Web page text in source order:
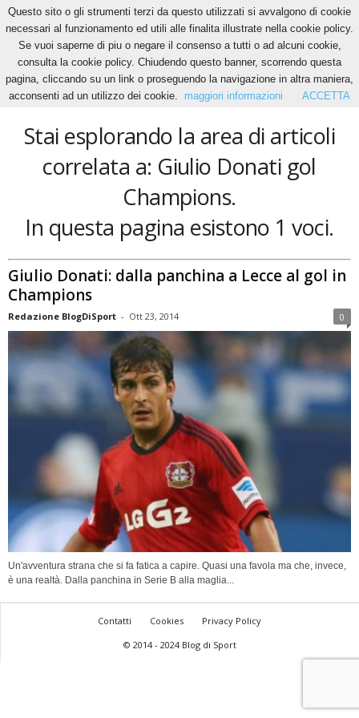
Home Tags Giulio Donati gol Champions
Giulio Donati gol Champions
Stai esplorando la area di articoli
correlata a: Giulio Donati gol
Champions.
In questa pagina esistono 1 voci.
Giulio Donati: dalla panchina a Lecce al gol in
Champions
Redazione BlogDiSport - Ott 23, 2014 0
Un'avventura strana che si fa fatica a capire. Quasi una favola ma che, invece,
è una realtà. Dalla panchina in Serie B alla maglia...
Contatti Cookies
Privacy Policy
© 2014 - 2024 Blog di Sport
Questo sito o gli strumenti terzi da questo utilizzati si avvalgono di cookie
necessari al funzionamento ed utili alle finalita illustrate nella cookie policy.
Se vuoi saperne di piu o negare il consenso a tutti o ad alcuni cookie,
consulta la cookie policy. Chiudendo questo banner, scorrendo questa
pagina, cliccando su un link o proseguendo la navigazione in altra maniera,
acconsenti ad un utilizzo dei cookie.
maggiori informazioni ACCETTA